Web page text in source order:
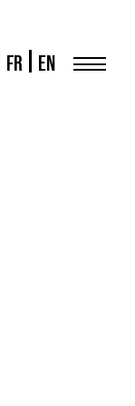
FR EN